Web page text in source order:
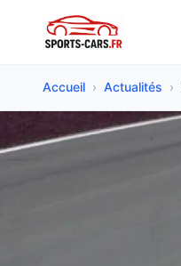
Accueil › Actualités ›